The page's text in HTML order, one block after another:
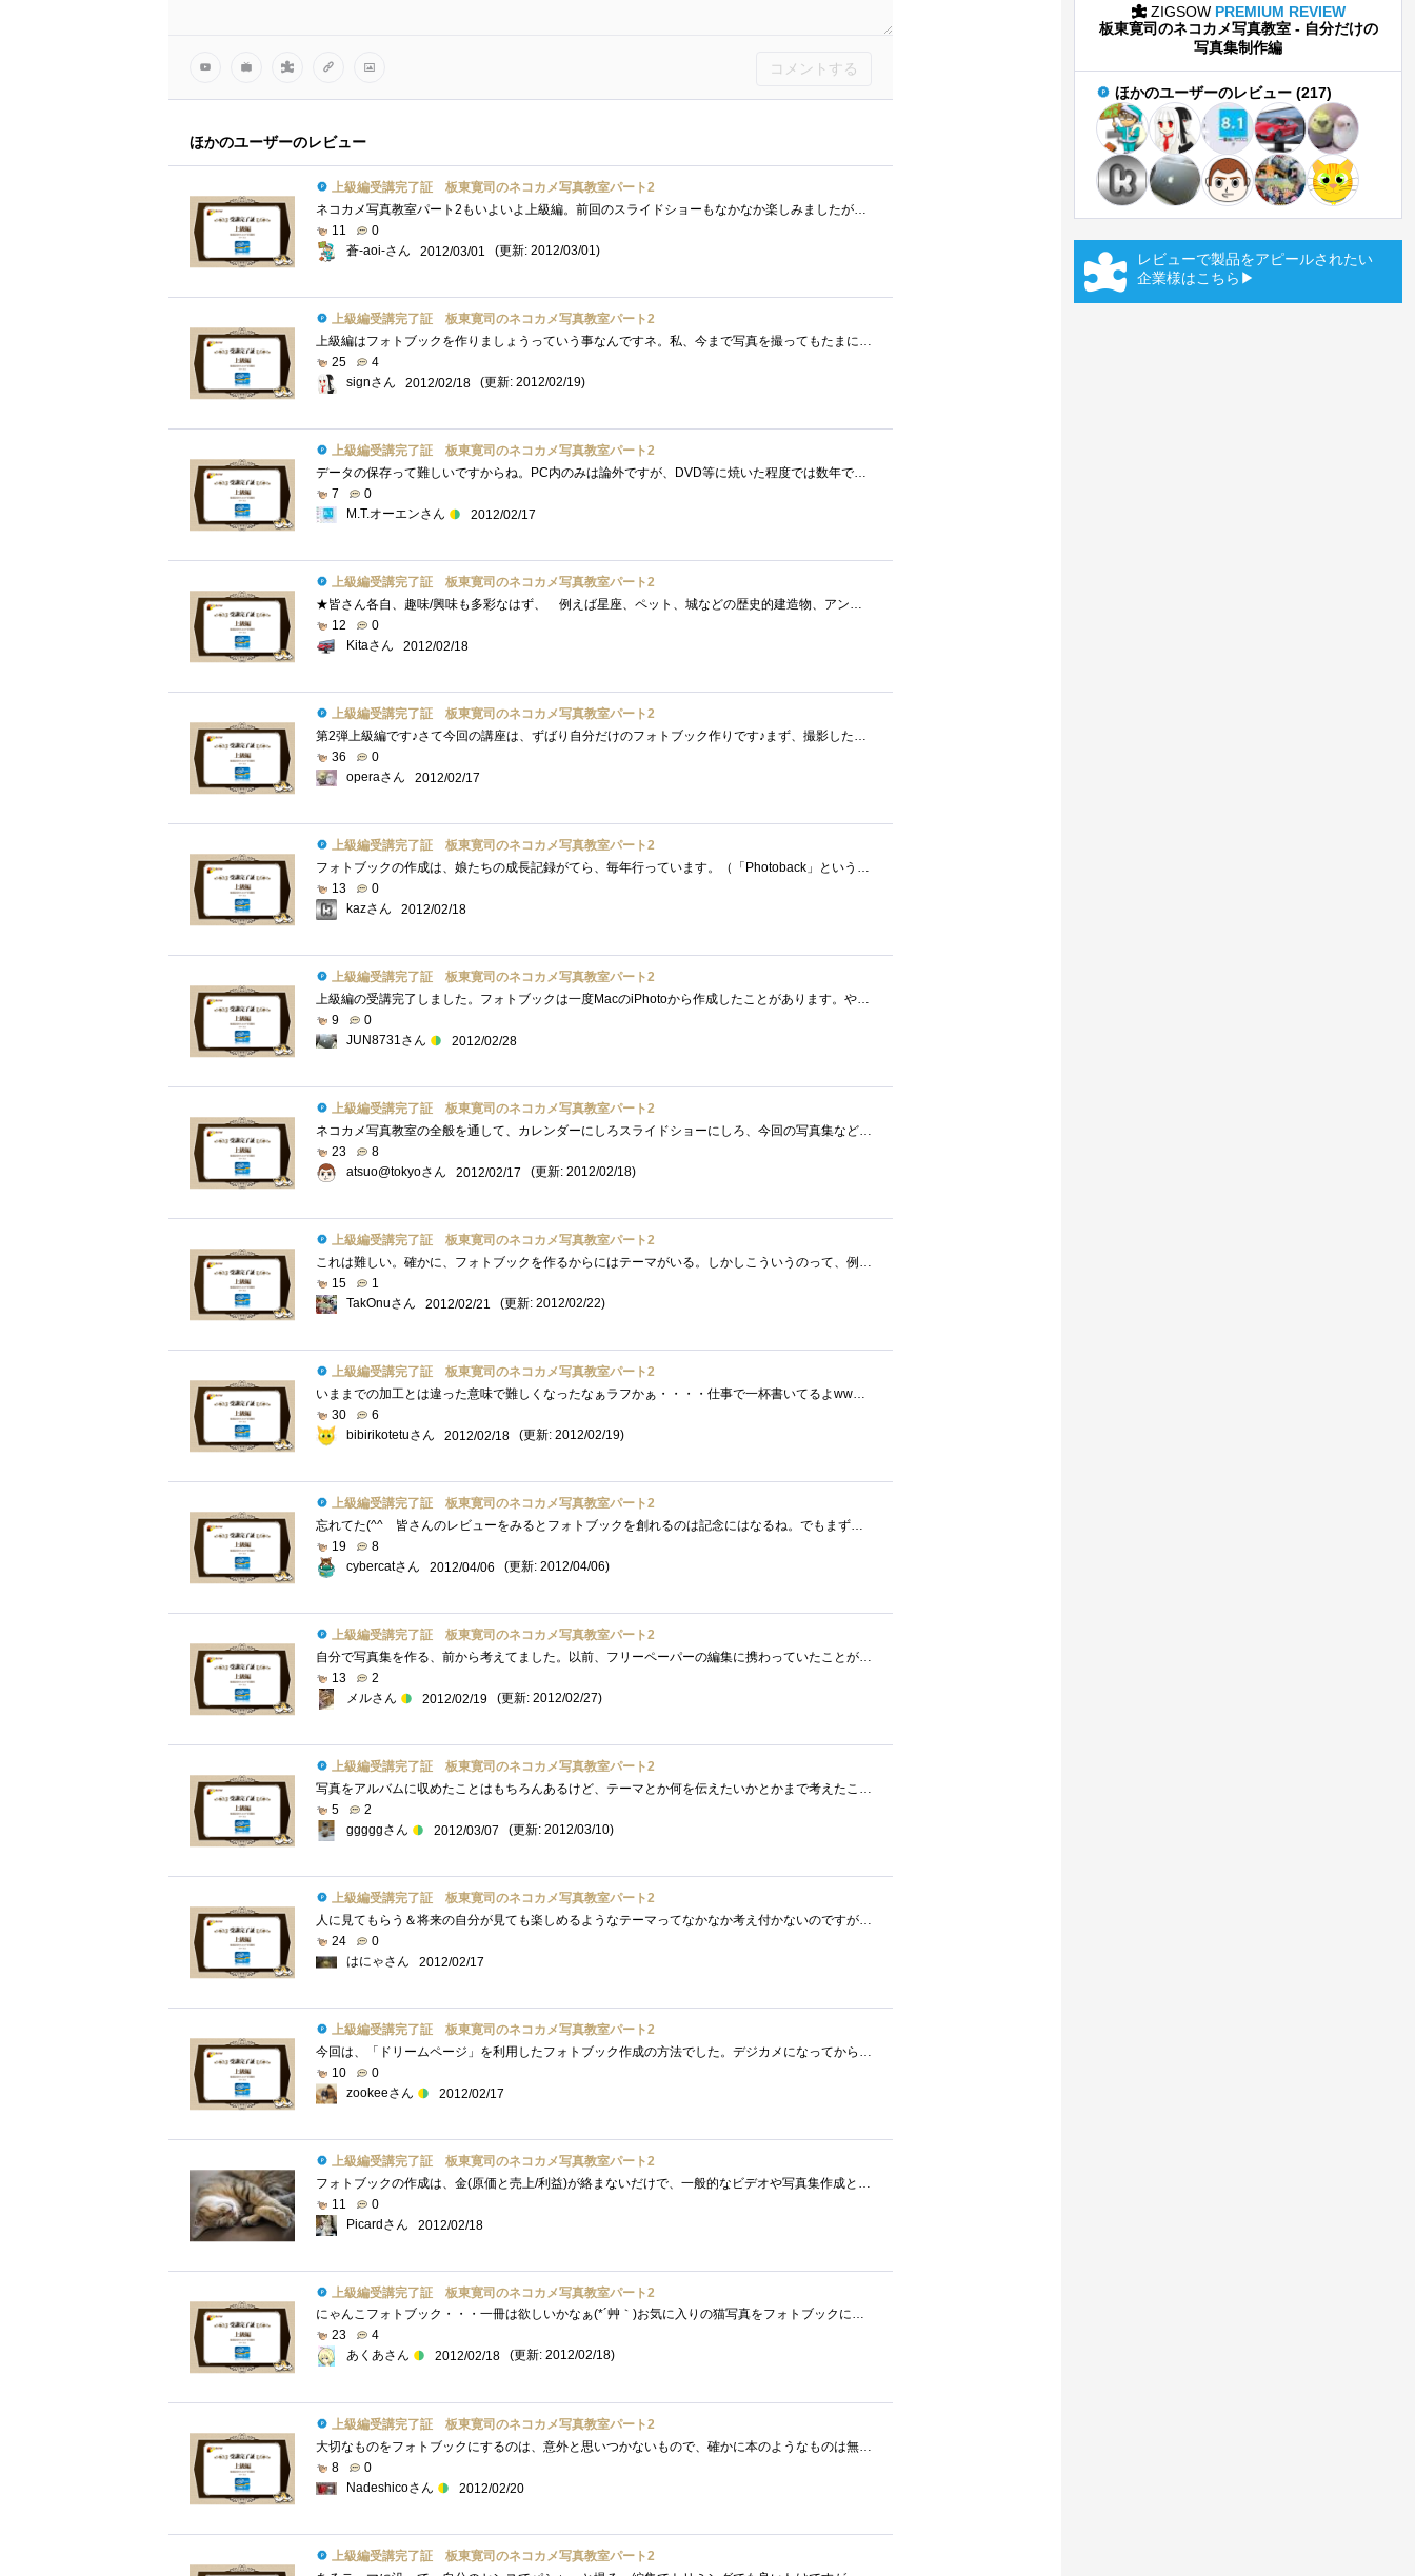
コメントする
ほかのユーザーのレビュー
上級編受講完了証 板東寛司のネコカメ写真教室パート2
ネコカメ写真教室パート2もいよいよ上級編。前回のスライドショーもなかなか楽しみましたが、今回はフォトブックということで「物」としてで�...
11
0
蒼-aoi-さん
2012/03/01 (更新: 2012/03/01)
上級編受講完了証 板東寛司のネコカメ写真教室パート2
上級編はフォトブックを作りましょうっていう事なんですネ。私、今まで写真を撮ってもたまに印刷くらいはしますけど、フォトブックを作ろう�...
25
4
signさん
2012/02/18 (更新: 2012/02/19)
上級編受講完了証 板東寛司のネコカメ写真教室パート2
データの保存って難しいですからね。PC内のみは論外ですが、DVD等に焼いた程度では数年で消えたりします。SDカードなんかに入れたまま保存する�...
7
0
M.T.オーエンさん
2012/02/17
上級編受講完了証 板東寛司のネコカメ写真教室パート2
★皆さん各自、趣味/興味も多彩なはず、 例えば星座、ペット、城などの歴史的建造物、アンティーク、 各種スポーツ、旅行の思い出、レシピ�...
12
0
Kitaさん
2012/02/18
上級編受講完了証 板東寛司のネコカメ写真教室パート2
第2弾上級編です♪さて今回の講座は、ずばり自分だけのフォトブック作りです♪まず、撮影した写真からお気に入りの写真を選びレイアウトなど�...
36
0
operaさん
2012/02/17
上級編受講完了証 板東寛司のネコカメ写真教室パート2
フォトブックの作成は、娘たちの成長記録がてら、毎年行っています。（「Photoback」というサービスを使っています。フォトブック作成サービス�...
13
0
kazさん
2012/02/18
上級編受講完了証 板東寛司のネコカメ写真教室パート2
上級編の受講完了しました。フォトブックは一度MacのiPhotoから作成したことがあります。やっぱり形として残るのは良いですよね。問題はそれな�...
9
0
JUN8731さん
2012/02/28
上級編受講完了証 板東寛司のネコカメ写真教室パート2
ネコカメ写真教室の全般を通して、カレンダーにしろスライドショーにしろ、今回の写真集などは特に撮影時からテーマを決めて撮ることが重要�...
23
8
atsuo@tokyoさん
2012/02/17 (更新: 2012/02/18)
上級編受講完了証 板東寛司のネコカメ写真教室パート2
これは難しい。確かに、フォトブックを作るからにはテーマがいる。しかしこういうのって、例もそうだけど、今まで撮った写真からテーマを決�...
15
1
TakOnuさん
2012/02/21 (更新: 2012/02/22)
上級編受講完了証 板東寛司のネコカメ写真教室パート2
いままでの加工とは違った意味で難しくなったなぁラフかぁ・・・・仕事で一杯書いてるよwwwでもこれって色々な応用ができるかなぁと読みなが�...
30
6
bibirikotetuさん
2012/02/18 (更新: 2012/02/19)
上級編受講完了証 板東寛司のネコカメ写真教室パート2
忘れてた(^^ゞ皆さんのレビューをみるとフォトブックを創れるのは記念にはなるね。でもまず写真が程度上手くないとね。あと動くもの対象だと�...
19
8
cybercatさん
2012/04/06 (更新: 2012/04/06)
上級編受講完了証 板東寛司のネコカメ写真教室パート2
自分で写真集を作る、前から考えてました。以前、フリーペーパーの編集に携わっていたことがあり、出版に関して少々知識はあるものの、個人�...
13
2
メルさん
2012/02/19 (更新: 2012/02/27)
上級編受講完了証 板東寛司のネコカメ写真教室パート2
写真をアルバムに収めたことはもちろんあるけど、テーマとか何を伝えたいかとかまで考えたことがなかった。フォトブックっていう感じではな�...
5
2
gggggさん
2012/03/07 (更新: 2012/03/10)
上級編受講完了証 板東寛司のネコカメ写真教室パート2
人に見てもらう＆将来の自分が見ても楽しめるようなテーマってなかなか考え付かないのですが、こういうのは場数勝負のような気がするので、�...
24
0
はにゃさん
2012/02/17
上級編受講完了証 板東寛司のネコカメ写真教室パート2
今回は、「ドリームページ」を利用したフォトブック作成の方法でした。デジカメになってから気軽に写真が撮れて編集の自由度も大幅にアップ�...
10
0
zookeeさん
2012/02/17
上級編受講完了証 板東寛司のネコカメ写真教室パート2
フォトブックの作成は、金(原価と売上/利益)が絡まないだけで、一般的なビデオや写真集作成と全く同じですね。ターゲットユーザーの絞り込み�...
11
0
Picardさん
2012/02/18
上級編受講完了証 板東寛司のネコカメ写真教室パート2
にゃんこフォトブック・・・一冊は欲しいかなぁ(*´艸｀)お気に入りの猫写真をフォトブックにして記念に残せるのは良いですね♪テーマを決める...
23
4
あくあさん
2012/02/18 (更新: 2012/02/18)
上級編受講完了証 板東寛司のネコカメ写真教室パート2
大切なものをフォトブックにするのは、意外と思いつかないもので、確かに本のようなものは無くなり難く、見つけ易いものです。本の表紙が週�...
8
0
Nadeshicoさん
2012/02/20
上級編受講完了証 板東寛司のネコカメ写真教室パート2
ZIGSOW PREMIUM REVIEW
板東寛司のネコカメ写真教室 - 自分だけの
写真集制作編
ほかのユーザーのレビュー (217)
レビューで製品をアピールされたい
企業様はこちら▶